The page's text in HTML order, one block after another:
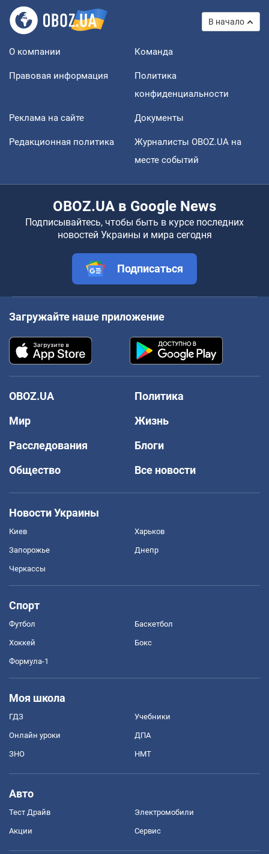
В начало
О компании Команда
Правовая информация
Политика
конфиденциальности
Реклама на сайте Документы
Редакционная политика
Журналисты OBOZ.UA на
месте событий
OBOZ.UA в Google News
Подписывайтесь, чтобы быть в курсе последних
новостей Украины и мира сегодня
Подписаться
Загружайте наше приложение
OBOZ.UA
Политика
Мир
Жизнь
Расследования
Блоги
Общество
Все новости
Новости Украины
Киев Харьков
Запорожье Днепр
Черкассы
Спорт
Футбол Баскетбол
Хоккей Бокс
Формула-1
Моя школа
ГДЗ Учебники
Онлайн уроки ДПА
ЗНО НМТ
Авто
Тест Драйв Электромобили
Акции Сервис